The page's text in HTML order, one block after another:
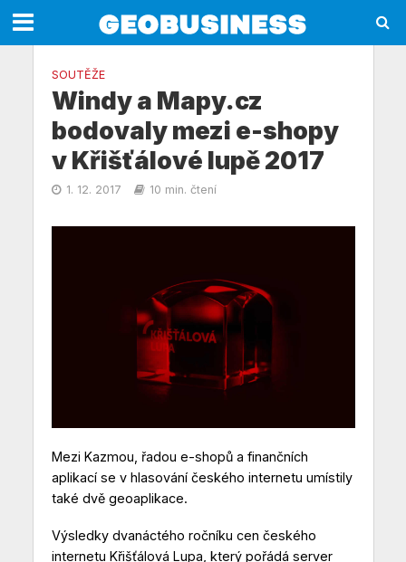
SOUTĚŽE
Windy a Mapy.cz
bodovaly mezi e-shopy
v Křišťálové lupě 2017
1. 12. 2017 10 min. čtení
Mezi Kazmou, řadou e-shopů a finančních
aplikací se v hlasování českého internetu umístily
také dvě geoaplikace.
Výsledky dvanáctého ročníku cen českého
internetu Křišťálová Lupa, který pořádá server